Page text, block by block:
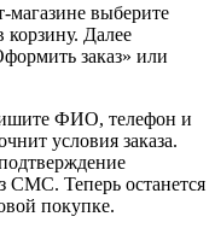
магазине выберите
корзину. Далее
заказ» или
ФИО, телефон и
условия заказа.
СМС. Теперь останется
покупке.